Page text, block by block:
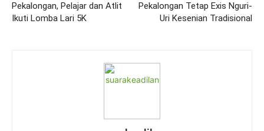
Pekalongan, Pelajar dan Atlit
Ikuti Lomba Lari 5K
Pekalongan Tetap Exis Nguri-
Uri Kesenian Tradisional